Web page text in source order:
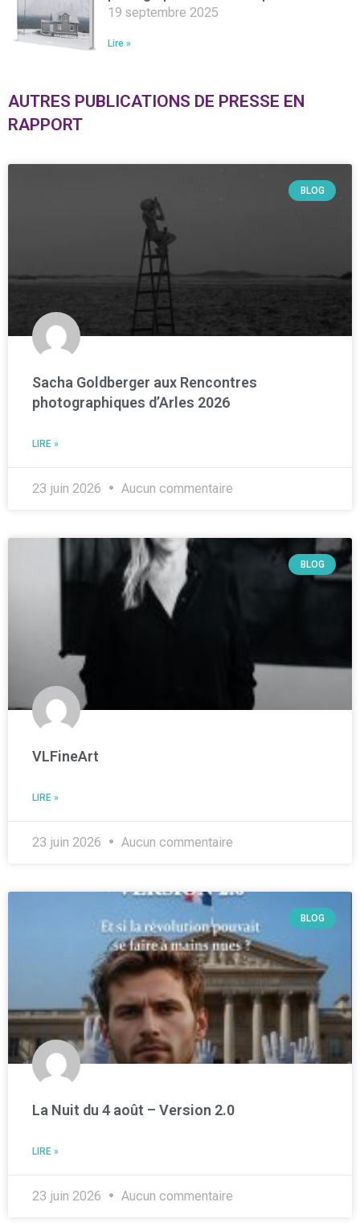
19 septembre 2025
Lire »
AUTRES PUBLICATIONS DE PRESSE EN
RAPPORT
BLOG
Sacha Goldberger aux Rencontres
photographiques d’Arles 2026
LIRE »
23 juin 2026 Aucun commentaire
BLOG
VLFineArt
LIRE »
23 juin 2026 Aucun commentaire
BLOG
La Nuit du 4 août – Version 2.0
LIRE »
23 juin 2026 Aucun commentaire